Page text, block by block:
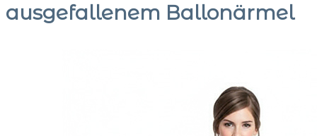
ausgefallenem Ballonärmel